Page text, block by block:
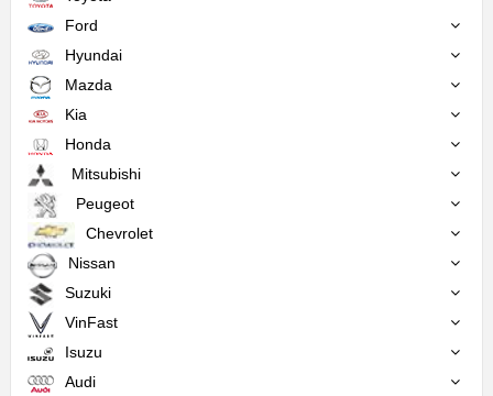
Ford
Hyundai
Mazda
Kia
Honda
Mitsubishi
Peugeot
Chevrolet
Nissan
Suzuki
VinFast
Isuzu
Audi